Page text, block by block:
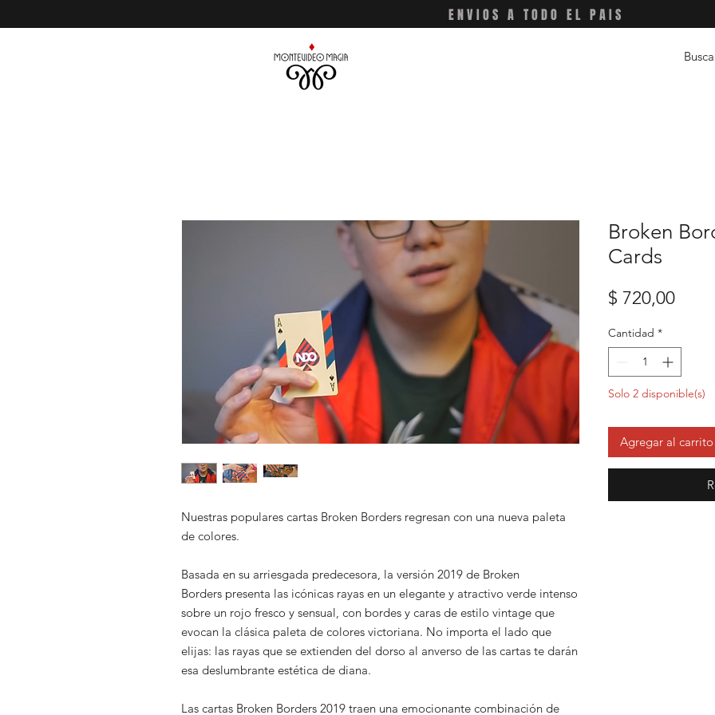
ENVIOS A TODO EL PAIS
Nuestras populares cartas Broken Borders regresan con una nueva paleta
de colores.
Basada en su arriesgada predecesora, la versión 2019 de Broken
Borders presenta las icónicas rayas en un elegante y atractivo verde intenso
sobre un rojo fresco y sensual, con bordes y caras de estilo vintage que
evocan la clásica paleta de colores victoriana. No importa el lado que
elijas: las rayas que se extienden del dorso al anverso de las cartas te darán
esa deslumbrante estética de diana.
Las cartas Broken Borders 2019 traen una emocionante combinación de
Broken
Cards
$ 720,00Precio
Cantidad *
Solo 2 disponible(s)
Agregar al carrito